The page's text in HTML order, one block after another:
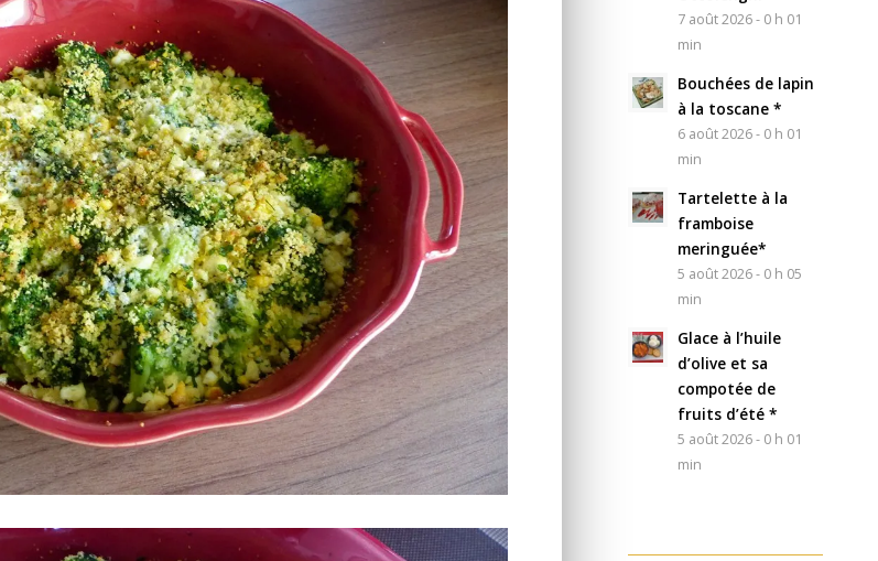
7 août 2026 - 0 h 01
min
Bouchées de lapin
à la toscane *
6 août 2026 - 0 h 01
min
Tartelette à la
framboise
meringuée*
5 août 2026 - 0 h 05
min
Glace à l’huile
d’olive et sa
compotée de
fruits d’été *
5 août 2026 - 0 h 01
min